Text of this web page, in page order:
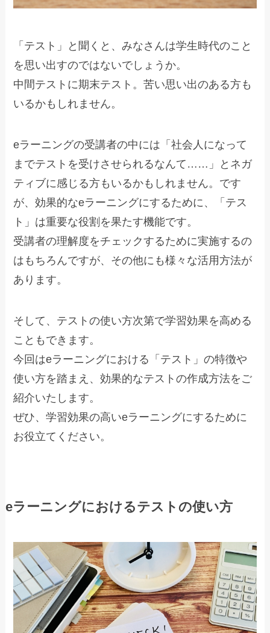
「テスト」と聞くと、みなさんは学生時代のこと
を思い出すのではないでしょうか。
中間テストに期末テスト。苦い思い出のある方も
いるかもしれません。
eラーニングの受講者の中には「社会人になって
までテストを受けさせられるなんて……」とネガ
ティブに感じる方もいるかもしれません。です
が、効果的なeラーニングにするために、「テス
ト」は重要な役割を果たす機能です。
受講者の理解度をチェックするために実施するの
はもちろんですが、その他にも様々な活用方法が
あります。
そして、テストの使い方次第で学習効果を高める
こともできます。
今回はeラーニングにおける「テスト」の特徴や
使い方を踏まえ、効果的なテストの作成方法をご
紹介いたします。
ぜひ、学習効果の高いeラーニングにするために
お役立てください。
eラーニングにおけるテストの使い方